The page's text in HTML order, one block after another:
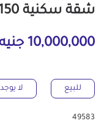
شقة سكنية 150م للبيع كاش بالجيزة الجيزة
10,000,000 جنيه
للبيع لا
49583